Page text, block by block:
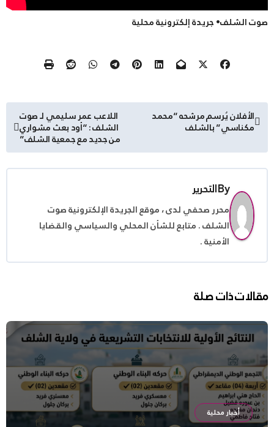
صوت الشلف• جريدة إلكترونية محلية
تصفّح
المقالات
الأفلان يُرسم مرشحه “محمد
مكناسي” بالشلف
اللاعب عمر سليمي لـ صوت
الشلف : “أود بعث مشواري
من جديد مع جمعية الشلف”
Byالتحرير
محرر صحفي لدى ، موقع الجريدة الإلكترونية صوت
الشلف . متابع للشأن المحلي والسياسي والقضايا
الأمنية .
مقالات ذات صلة
أخبار محلية